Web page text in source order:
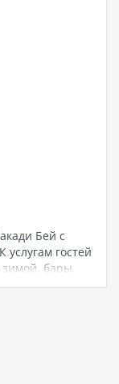
Бей с
гостей
бары,
живая
Питание по